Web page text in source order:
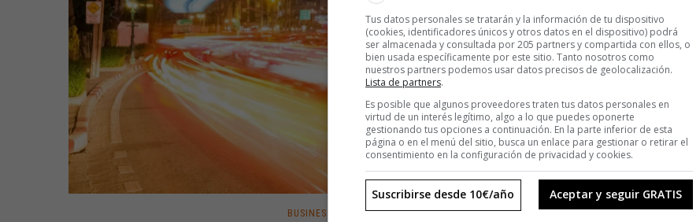
BUSINESS MIGUEL DEL FRESNO
Tus datos personales se tratarán y la información de tu dispositivo
(cookies, identificadores únicos y otros datos en el dispositivo) podrá
ser almacenada y consultada por 205 partners y compartida con ellos, o
bien usada específicamente por este sitio. Tanto nosotros como
nuestros partners podemos usar datos precisos de geolocalización.
Lista de partners.
Es posible que algunos proveedores traten tus datos personales en
virtud de un interés legítimo, algo a lo que puedes oponerte
gestionando tus opciones a continuación. En la parte inferior de esta
página o en el menú del sitio, busca un enlace para gestionar o retirar el
consentimiento en la configuración de privacidad y cookies.
Aceptar y seguir GRATIS
Suscribirse desde 10€/año